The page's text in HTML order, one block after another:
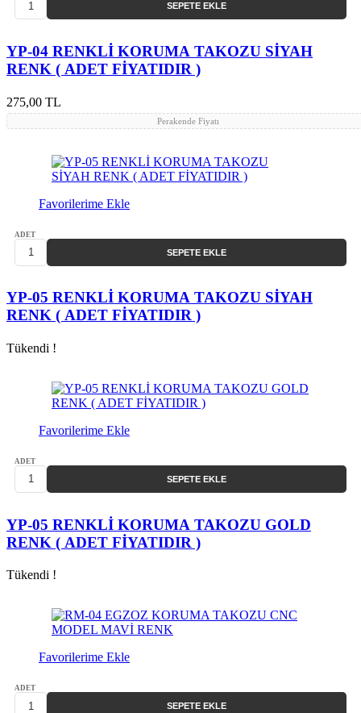
SEPETE EKLE
YP-04 RENKLİ KORUMA TAKOZU SİYAH
RENK ( ADET FİYATIDIR )
275,00 TL
Perakende Fiyatı
Favorilerime Ekle
ADET
SEPETE EKLE
YP-05 RENKLİ KORUMA TAKOZU SİYAH
RENK ( ADET FİYATIDIR )
Tükendi !
Favorilerime Ekle
ADET
SEPETE EKLE
YP-05 RENKLİ KORUMA TAKOZU GOLD
RENK ( ADET FİYATIDIR )
Tükendi !
Favorilerime Ekle
ADET
SEPETE EKLE